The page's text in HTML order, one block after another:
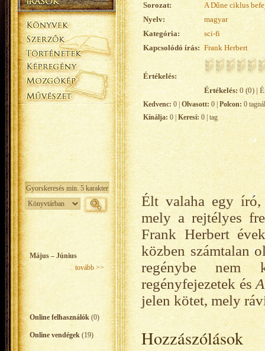
Május – Június
tovább >>
Online felhasználók (0)
Online vendégek (19)
Sorozat:
A Dűne ciklus
Nyelv:
magyar
Kategória:
sci-fi
Kapcsolódó írás: Frank Herbert
Értékelés:
Értékelés: 0 (0) |
Kedvenc: 0 | Olvasott: 0 | Polcon: 0 tagnál
Kínálja: 0 | Keresi: 0 | tag
Élt valaha egy író,
mely a rejtélyes
Frank Herbert
közben számtalan
regénybe nem
regényfejezetek és
jelen kötet, mely
Hozzászólások